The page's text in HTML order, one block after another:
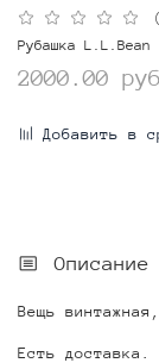
Рубашка L.L.Bean
2000.00 руб
Добавить в
Описание
Вещь
Есть доставка.